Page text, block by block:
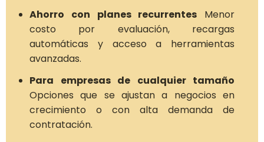
Ahorro con planes recurrentes Menor
costo por evaluación, recargas
automáticas y acceso a herramientas
avanzadas.
Para empresas de cualquier tamaño
Opciones que se ajustan a negocios en
crecimiento o con alta demanda de
contratación.